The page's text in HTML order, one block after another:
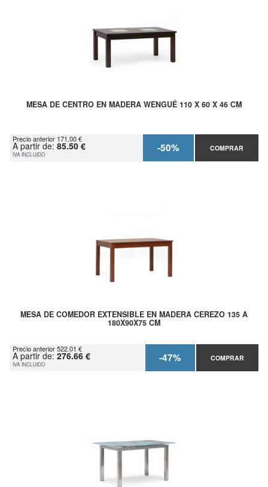
MESA DE CENTRO EN MADERA WENGUÉ 110 X 60 X 46 CM
Precio anterior 171.00 €
A partir de: 85.50 €
IVA INCLUIDO -50% COMPRAR
MESA DE COMEDOR EXTENSIBLE EN MADERA CEREZO 135 A
180X90X75 CM
Precio anterior 522.01 €
A partir de: 276.66 €
IVA INCLUIDO -47% COMPRAR